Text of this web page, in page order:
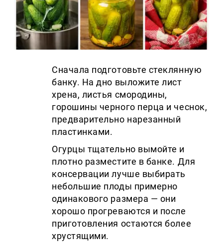
Сначала подготовьте стеклянную
банку. На дно выложите лист
хрена, листья смородины,
горошины черного перца и чеснок,
предварительно нарезанный
пластинками.
Огурцы тщательно вымойте и
плотно разместите в банке. Для
консервации лучше выбирать
небольшие плоды примерно
одинакового размера — они
хорошо прогреваются и после
приготовления остаются более
хрустящими.